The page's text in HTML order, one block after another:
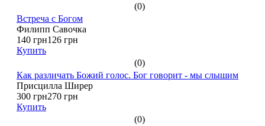
(0)
Встреча с Богом
Филипп Савочка
140 грн126 грн
Купить
(0)
Как различать Божий голос. Бог говорит - мы слышим
Присцилла Ширер
300 грн270 грн
Купить
(0)